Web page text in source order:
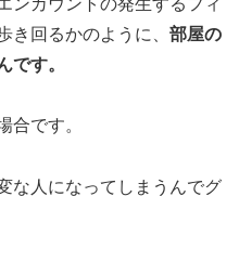
き回るかのように、 部屋の
です。
合です。
な人になってしまうんでグ